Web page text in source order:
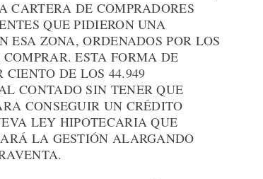
CARTERA DE COMPRADORES
QUE PIDIERON UNA
ZONA, ORDENADOS POR LOS
ESTA FORMA DE
CIENTO DE LOS 44.949
CONTADO SIN TENER QUE
CONSEGUIR UN CRÉDITO
LEY HIPOTECARIA QUE
LA GESTIÓN ALARGANDO